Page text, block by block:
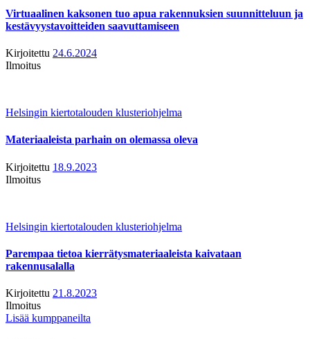
Virtuaalinen kaksonen tuo apua rakennuksien suunnitteluun ja
kestävyystavoitteiden saavuttamiseen
Kirjoitettu 24.6.2024
Ilmoitus
Helsingin kiertotalouden klusteriohjelma
Materiaaleista parhain on olemassa oleva
Kirjoitettu 18.9.2023
Ilmoitus
Helsingin kiertotalouden klusteriohjelma
Parempaa tietoa kierrätysmateriaaleista kaivataan
rakennusalalla
Kirjoitettu 21.8.2023
Ilmoitus
Lisää kumppaneilta